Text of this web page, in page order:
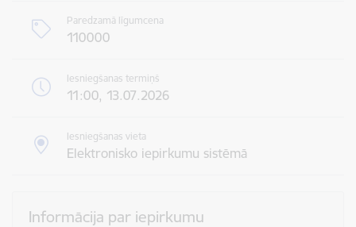
Paredzamā līgumcena
110000
Iesniegšanas termiņš
11:00, 13.07.2026
Iesniegšanas vieta
Elektronisko iepirkumu sistēmā
Informācija par iepirkumu